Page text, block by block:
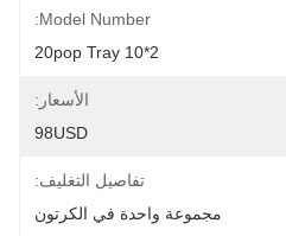
Model Number:
2*10 20pop Tray
الأسعار:
98USD
تفاصيل التغليف:
مجموعة واحدة في الكرتون